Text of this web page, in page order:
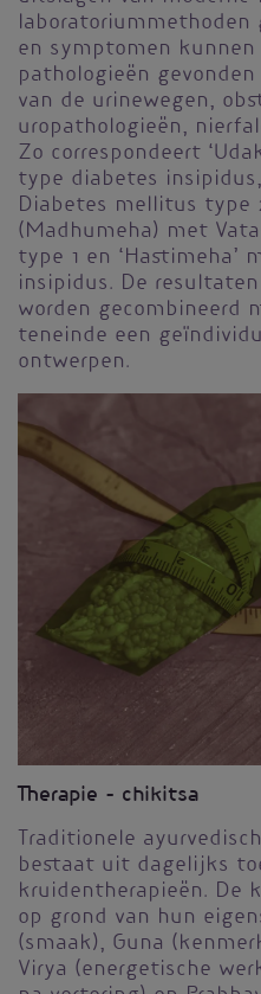
laboratoriummethoden
en symptomen
pathologieën
van de urinewegen,
uropathologieën,
Zo correspondeert
type diabetes
Diabetes mellitus type
(Madhumeha) met
type 1 en ‘Hastimeha’
insipidus. De
worden gecombineerd
teneinde een
ontwerpen.
Therapie – chikitsa
Traditionele
bestaat uit dagelijks
kruidentherapieën. De
op grond van hun
(smaak), Guna
Virya (energetische